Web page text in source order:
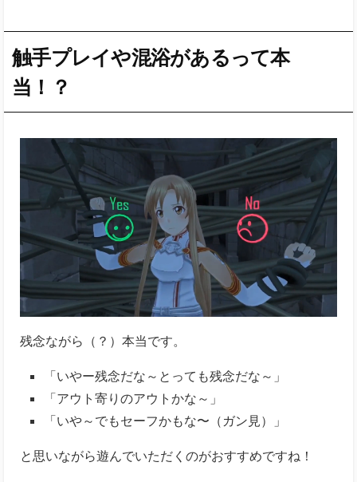
残念ながら（？）本当です。
「いやー残念だな～とっても残念だな～」
「アウト寄りのアウトかな～」
「いや～でもセーフかもな〜（ガン見）」
こちらはキリトと一緒に冒険中のトラブルシーンだっ
たりします。
いやらしさは一切ありません（？）ので全年齢対象、